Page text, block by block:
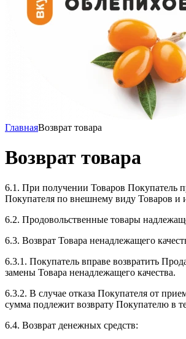
ГлавнаяВозврат товара
Возврат товара
6.1. При получении Товаров Покупатель
Покупателя по внешнему виду Товаров и
6.2. Продовольственные товары
6.3. Возврат Товара ненадлежащего
6.3.1. Покупатель вправе возвратить
замены Товара ненадлежащего качества.
6.3.2. В случае отказа Покупателя от
сумма подлежит возврату Покупателю в
6.4. Возврат денежных средств: